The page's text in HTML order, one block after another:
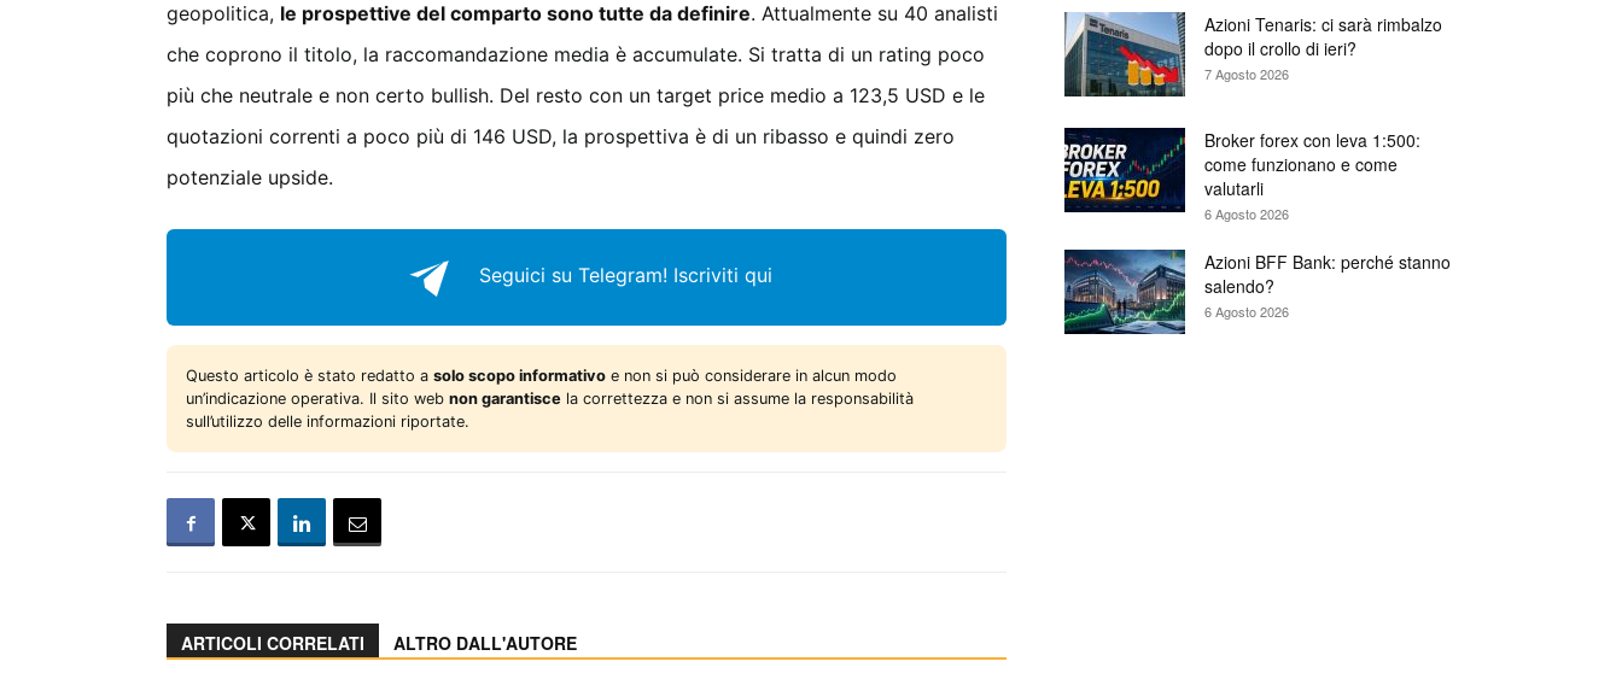
geopolitica, le prospettive del comparto sono tutte da definire. Attualmente su 40 analisti
che coprono il titolo, la raccomandazione media è accumulate. Si tratta di un rating poco
più che neutrale e non certo bullish. Del resto con un target price medio a 123,5 USD e le
quotazioni correnti a poco più di 146 USD, la prospettiva è di un ribasso e quindi zero
potenziale upside.
Seguici su Telegram! Iscriviti qui
Questo articolo è stato redatto a solo scopo informativo e non si può considerare in alcun modo
un’indicazione operativa. Il sito web non garantisce la correttezza e non si assume la responsabilità
sull’utilizzo delle informazioni riportate.
ARTICOLI CORRELATI ALTRO DALL'AUTORE
Azioni Tenaris: ci sarà rimbalzo
dopo il crollo di ieri?
7 Agosto 2026
Broker forex con leva 1:500:
come funzionano e come
valutarli
6 Agosto 2026
Azioni BFF Bank: perché stanno
salendo?
6 Agosto 2026